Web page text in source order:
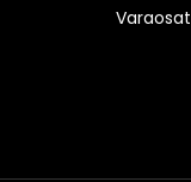
Varaosat